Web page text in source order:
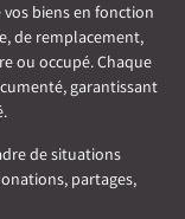
biens en fonction
de remplacement,
ou occupé. Chaque
garantissant
de situations
partages,